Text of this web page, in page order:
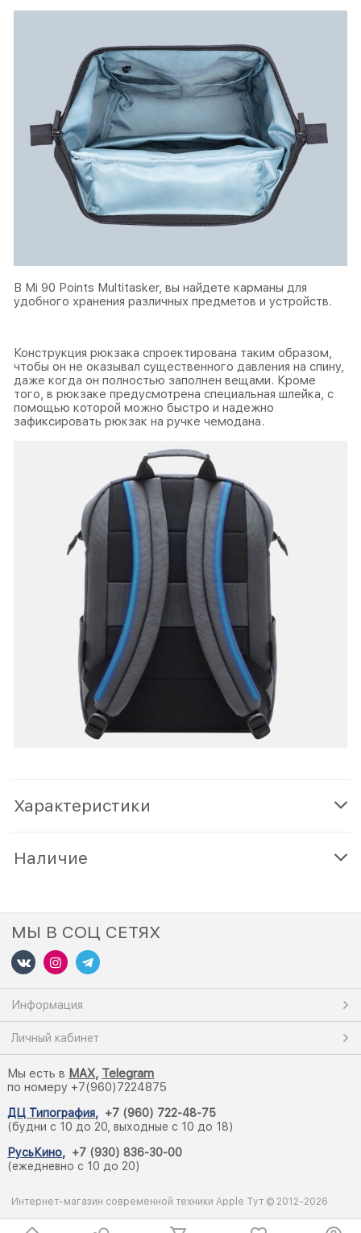
В Mi 90 Points Multitasker, вы найдете карманы для
удобного хранения различных предметов и устройств.
Конструкция рюкзака спроектирована таким образом,
чтобы он не оказывал существенного давления на спину,
даже когда он полностью заполнен вещами. Кроме
того, в рюкзаке предусмотрена специальная шлейка, с
помощью которой можно быстро и надежно
зафиксировать рюкзак на ручке чемодана.
Характеристики
Наличие
МЫ В СОЦ СЕТЯХ
Информация
Личный кабинет
Мы есть в MAX, Telegram
по номеру +7(960)7224875
ДЦ Типография, +7 (960) 722-48-75
(будни с 10 до 20, выходные с 10 до 18)
РусьКино, +7 (930) 836-30-00
(ежедневно с 10 до 20)
Интернет-магазин современной техники Apple Тут © 2012-2026